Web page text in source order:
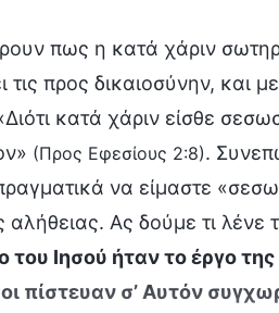
πως η κατά χάριν
τις προς δικαιοσύνην, και
κατά χάριν είσθε
(Προς Εφεσίους 2:8).
να είμαστε
αλήθειας. Ας δούμε τι
του Ιησού ήταν το έργο
πίστευαν σ’ Αυτόν